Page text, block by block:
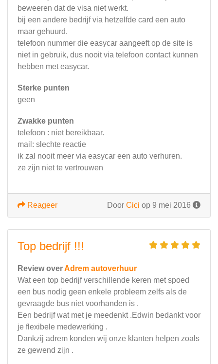
beweeren dat de visa niet werkt.
bij een andere bedrijf via hetzelfde card een auto
maar gehuurd.
telefoon nummer die easycar aangeeft op de site is
niet in gebruik, dus nooit via telefoon contact kunnen
hebben met easycar.
Sterke punten
geen
Zwakke punten
telefoon : niet bereikbaar.
mail: slechte reactie
ik zal nooit meer via easycar een auto verhuren.
ze zijn niet te vertrouwen
Door Cici op 9 mei 2016
Reageer
Top bedrijf !!!
Review overAdrem autoverhuur
Wat een top bedrijf verschillende keren met spoed
een bus nodig geen enkele probleem zelfs als de
gevraagde bus niet voorhanden is .
Een bedrijf wat met je meedenkt .Edwin bedankt voor
je flexibele medewerking .
Dankzij adrem konden wij onze klanten helpen zoals
ze gewend zijn .